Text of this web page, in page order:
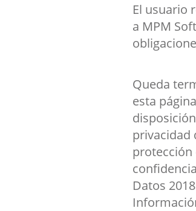
El usuario
a MPM
Queda
esta
privacidad
protección
Datos